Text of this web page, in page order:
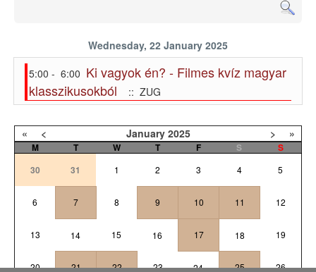
Wednesday, 22 January 2025
5:00 - 6:00 Ki vagyok én? - Filmes kvíz magyar
klasszikusokból
:: ZUG
« < January 2025 > »
M T W T F S
S
30
31 1 2 3 4 5
6 7 8 9 10 11 12
13 14 15 16 17 18 19
20 21 22 23 24 25 26